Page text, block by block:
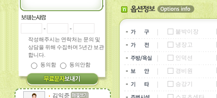
- -
작성해주시는 연락처는 문의 및
상담을 위해 수집하며 5년간 보관
합니다.
동의함
동의안함
김익준
붙박이장
냉장고
인덕션
경비원
승강기